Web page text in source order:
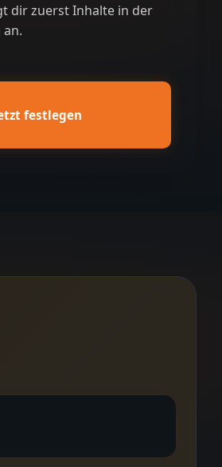
dir zuerst Inhalte in der
festlegen